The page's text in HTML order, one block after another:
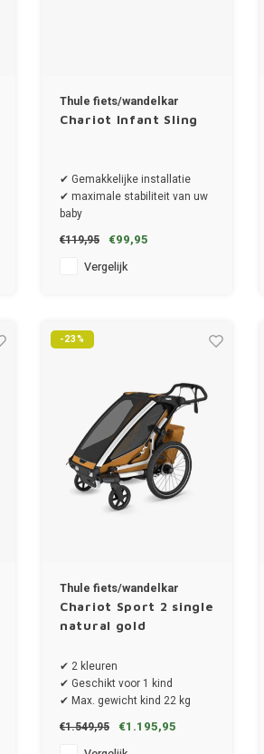
Thule fiets/wandelkar
Chariot Infant Sling
✔ Gemakkelijke installatie
✔ maximale stabiliteit van uw
baby
Chariot fietstrailers
€119,95 €99,95
Vergelijk
-23%
Thule fiets/wandelkar
Chariot Sport 2 single
natural gold
✔ 2 kleuren
✔ Geschikt voor 1 kind
✔ Max. gewicht kind 22 kg
✔ Afmeting 87x65x37.5 cm
€1.549,95 €1.195,95